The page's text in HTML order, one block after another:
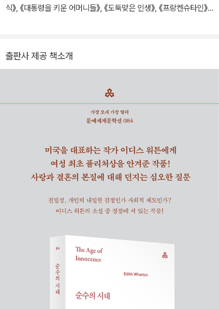
의 집》은 단숨에 그녀를 미국 문단의 주요 작가 반열에 올려놓았다.
세기 말과 20세기 초의 전환기, 문학은 급격한 변화를 맞이하고 있었
다. 사실주의의 전통이 흔들리고 모더니즘의 물결이 밀려들던 시대였
실주의의 방법론을 고수했다. 그녀는 톨스토이, 발자크의 계보를 자
신의 문학적 유산으로 삼았고, 사회 구조와 인간 심리를 냉철하게 관
찰하는 방식으로 시대의 모순을 포착했다. 헨리 제임스와 깊은 지적
명료하고 단단한 목소리를 지켜냈다. 1907년 파리에 정착한 후 워튼
은 더욱 왕성한 창작 활동을 이어갔다. 《이선 프롬》(1911)으로 뉴잉
글랜드 농촌의 가혹한 현실을 묘사했고, 《관습의 나라》(1913)로 미
랜드 산골 소녀의 성적 각성과 욕망을 정면으로 다룬 《여름》을 발표
하고 개인적인 작품으로 재평가받았다. 1920년 출간된 《순수의 시
대》로 이듬해 퓰리처상을 수상했다. 여성으로서는 최초였다. 퓰리처
상 수상 이후에도 《달빛 한 조각》(1922), 《어머니의 보상》(1925),
《허드슨 강의 브래킷》(1929) 등 꾸준히 장편을 발표했으며, 소설 기
법에 관한 비평서 《소설 쓰기》(1925)를 통해 자신의 문학적 원칙을
체계적으로 정리했다. 자서전 《뒤를 돌아보며》(1934)를 통해 자신
식》, 《대통령을 키운 어머니들》, 《도둑맞은 인생》, 《프랑켄슈타인》,
서로는 《라캉의 욕망 이론과 셰익스피어 텍스트 읽기》가 있다.
출판사 제공 책소개